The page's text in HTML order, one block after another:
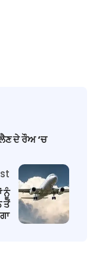
ਦੇ ਰੌਅ ‘ਚ
ਨੂੰ
ਤੋਂ